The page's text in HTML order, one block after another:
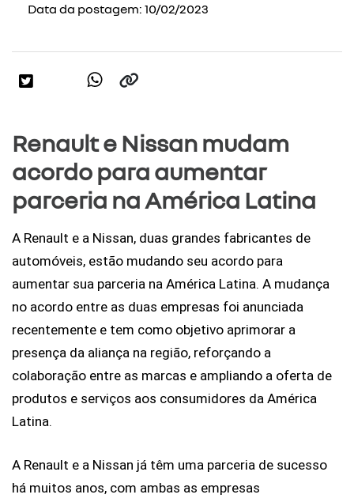
Data da postagem: 10/02/2023
Renault e Nissan mudam
acordo para aumentar
parceria na América Latina
A Renault e a Nissan, duas grandes fabricantes de
automóveis, estão mudando seu acordo para
aumentar sua parceria na América Latina. A mudança
no acordo entre as duas empresas foi anunciada
recentemente e tem como objetivo aprimorar a
presença da aliança na região, reforçando a
colaboração entre as marcas e ampliando a oferta de
produtos e serviços aos consumidores da América
Latina.
A Renault e a Nissan já têm uma parceria de sucesso
há muitos anos, com ambas as empresas